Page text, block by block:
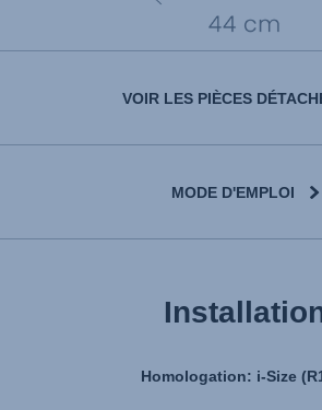
VOIR LES PIÈCES
MODE D'EMPLOI
Homologation: i-Size